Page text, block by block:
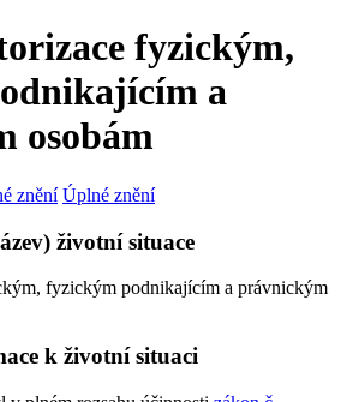
fyzickým,
a
osobám
znění Úplné znění
životní situace
fyzickým podnikajícím a právnickým
k životní situaci